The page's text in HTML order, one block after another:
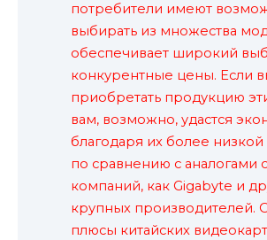
потребители имеют
выбирать из множества
обеспечивает широкий
конкурентные цены. Если
приобретать продукцию
вам, возможно, удастся
благодаря их более низкой
по сравнению с аналогами
компаний, как Gigabyte и
крупных производителей.
плюсы китайских